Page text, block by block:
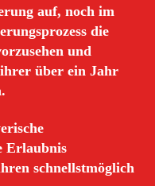
auf, noch im
die
und
über ein Jahr
Erlaubnis
schnellstmöglich